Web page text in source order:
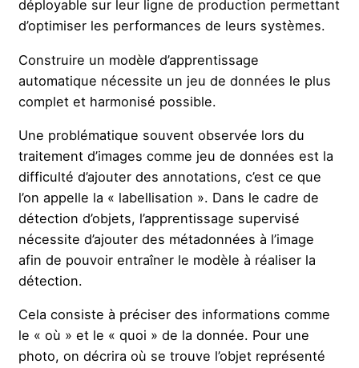
déployable sur leur ligne de production permettant
d’optimiser les performances de leurs systèmes.
Construire un modèle d’apprentissage
automatique nécessite un jeu de données le plus
complet et harmonisé possible.
Une problématique souvent observée lors du
traitement d’images comme jeu de données est la
difficulté d’ajouter des annotations, c’est ce que
l’on appelle la « labellisation ». Dans le cadre de
détection d’objets, l’apprentissage supervisé
nécessite d’ajouter des métadonnées à l’image
afin de pouvoir entraîner le modèle à réaliser la
détection.
Cela consiste à préciser des informations comme
le « où » et le « quoi » de la donnée. Pour une
photo, on décrira où se trouve l’objet représenté